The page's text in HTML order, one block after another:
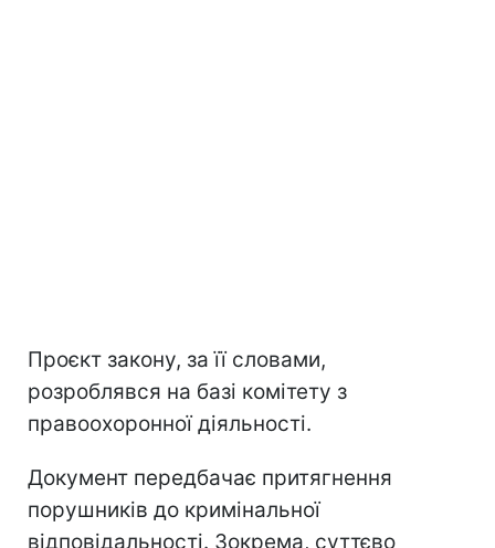
Проєкт закону, за її словами,
розроблявся на базі комітету з
правоохоронної діяльності.
Документ передбачає притягнення
порушників до кримінальної
відповідальності. Зокрема, суттєво